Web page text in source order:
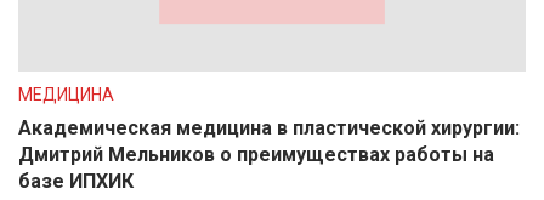
МЕДИЦИНА
Академическая медицина в пластической хирургии:
Дмитрий Мельников о преимуществах работы на
базе ИПХИК